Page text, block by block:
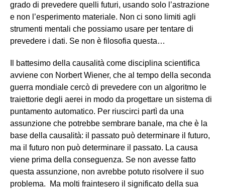
grado di prevedere quelli futuri, usando solo l’astrazione
e non l’esperimento materiale. Non ci sono limiti agli
strumenti mentali che possiamo usare per tentare di
prevedere i dati. Se non è filosofia questa…
Il battesimo della causalità come disciplina scientifica
avviene con Norbert Wiener, che al tempo della seconda
guerra mondiale cercò di prevedere con un algoritmo le
traiettorie degli aerei in modo da progettare un sistema di
puntamento automatico. Per riuscirci partì da una
assunzione che potrebbe sembrare banale, ma che è la
base della causalità: il passato può determinare il futuro,
ma il futuro non può determinare il passato. La causa
viene prima della conseguenza. Se non avesse fatto
questa assunzione, non avrebbe potuto risolvere il suo
problema. Ma molti fraintesero il significato della sua